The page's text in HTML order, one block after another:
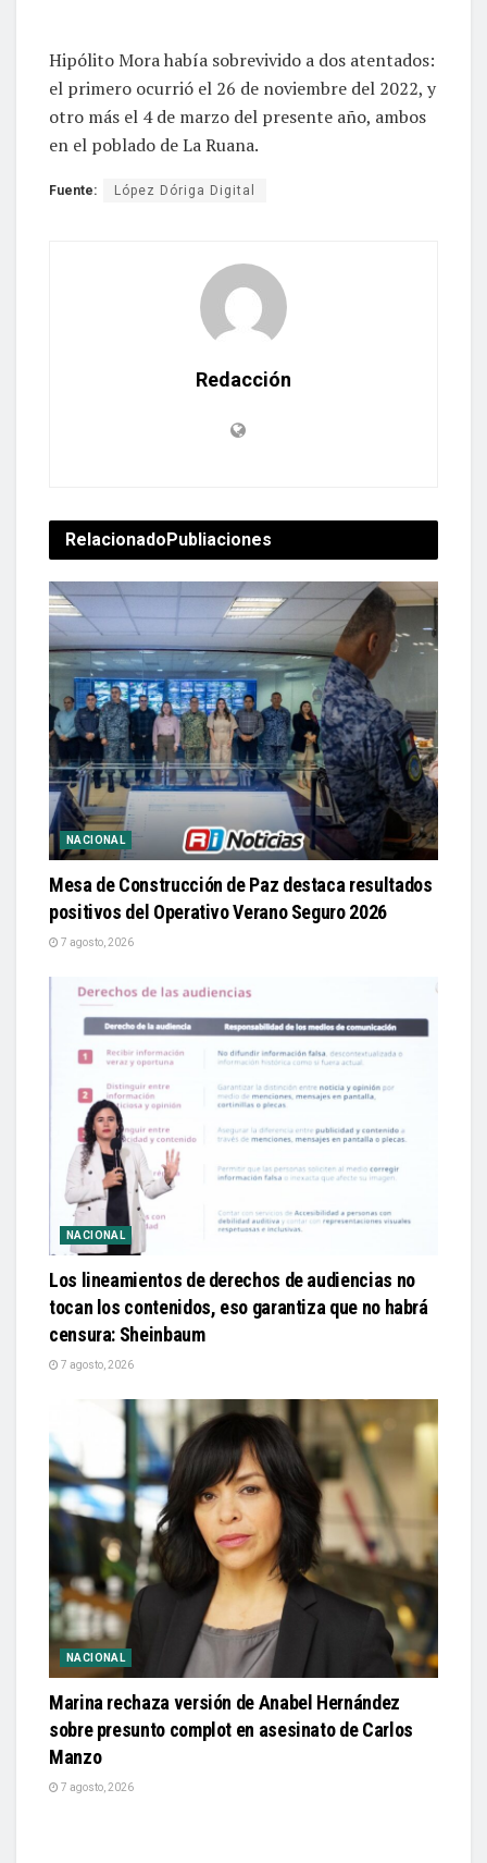
Hipólito Mora había sobrevivido a dos atentados:
el primero ocurrió el 26 de noviembre del 2022, y
otro más el 4 de marzo del presente año, ambos
en el poblado de La Ruana.
Fuente: López Dóriga Digital
Redacción
RelacionadoPubliaciones
NACIONAL
Mesa de Construcción de Paz destaca resultados
positivos del Operativo Verano Seguro 2026
7 agosto, 2026
NACIONAL
Los lineamientos de derechos de audiencias no
tocan los contenidos, eso garantiza que no habrá
censura: Sheinbaum
7 agosto, 2026
NACIONAL
Marina rechaza versión de Anabel Hernández
sobre presunto complot en asesinato de Carlos
Manzo
7 agosto, 2026